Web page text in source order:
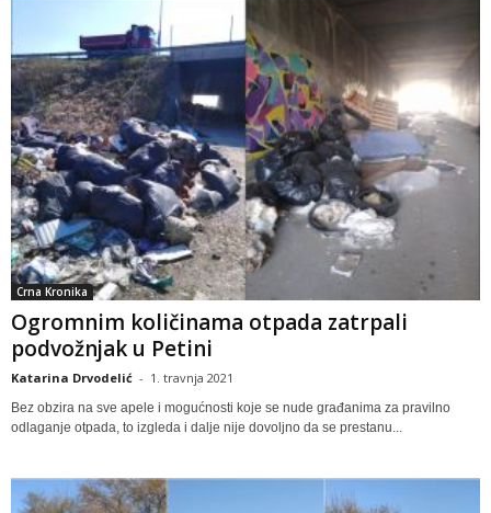
Crna Kronika
Ogromnim količinama otpada zatrpali
podvožnjak u Petini
Katarina Drvodelić - 1. travnja 2021
Bez obzira na sve apele i mogućnosti koje se nude građanima za pravilno
odlaganje otpada, to izgleda i dalje nije dovoljno da se prestanu...